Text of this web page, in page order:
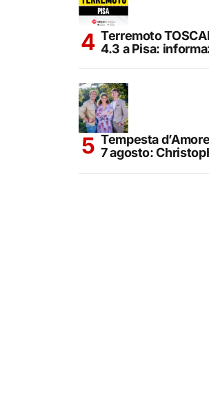
Terremoto
4.3 a Pisa:
Tempesta
7 agosto: